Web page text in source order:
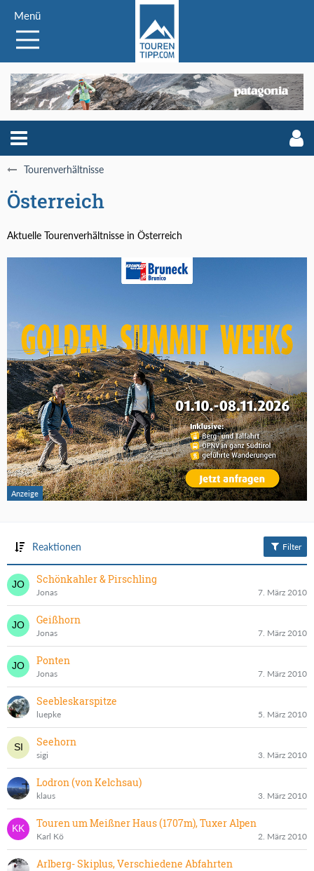
Menü
Tourenverhältnisse
Österreich
Aktuelle Tourenverhältnisse in Österreich
Reaktionen Filter
Schönkahler & Pirschling
Jonas 7. März 2010
Geißhorn
Jonas 7. März 2010
Ponten
Jonas 7. März 2010
Seebleskarspitze
luepke 5. März 2010
Seehorn
sigi 3. März 2010
Lodron (von Kelchsau)
klaus 3. März 2010
Touren um Meißner Haus (1707m), Tuxer Alpen
Karl Kö 2. März 2010
Arlberg- Skiplus, Verschiedene Abfahrten